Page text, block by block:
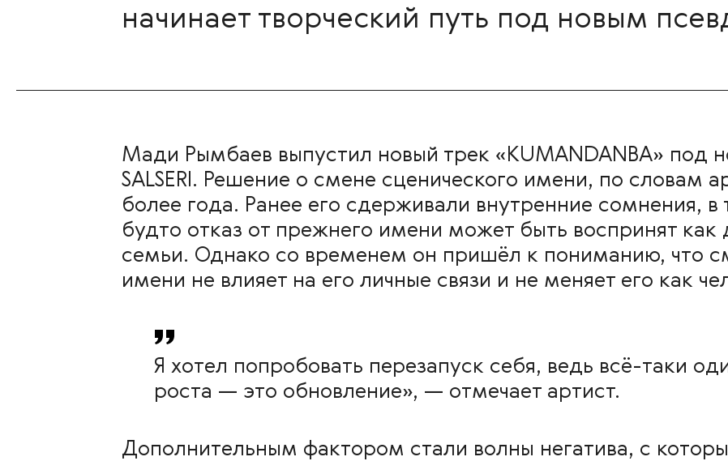
начинает творческий путь под новым
Мади Рымбаев выпустил новый трек «KUMANDANBA» под
SALSERI. Решение о смене сценического имени, по словам
более года. Ранее его сдерживали внутренние сомнения,
будто отказ от прежнего имени может быть воспринят как
семьи. Однако со временем он пришёл к пониманию, что
имени не влияет на его личные связи и не меняет его как
Я хотел попробовать перезапуск себя, ведь всё-таки
роста — это обновление», — отмечает артист.
Дополнительным фактором стали волны негатива, с